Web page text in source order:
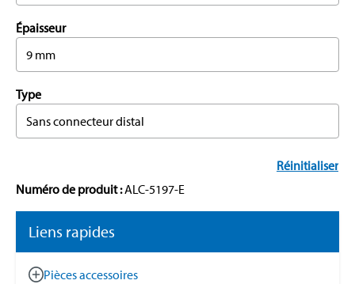
Épaisseur
9 mm
Type
Sans connecteur distal
Réinitialiser
Numéro de produit :ALC-5197-E
Liens rapides
Pièces accessoires